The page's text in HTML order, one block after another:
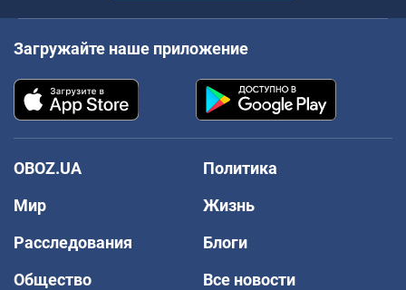
Загружайте наше приложение
OBOZ.UA
Политика
Мир
Жизнь
Расследования
Блоги
Общество
Все новости